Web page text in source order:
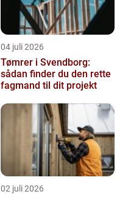
04 juli 2026
Tømrer i Svendborg:
sådan finder du den rette
fagmand til dit projekt
02 juli 2026